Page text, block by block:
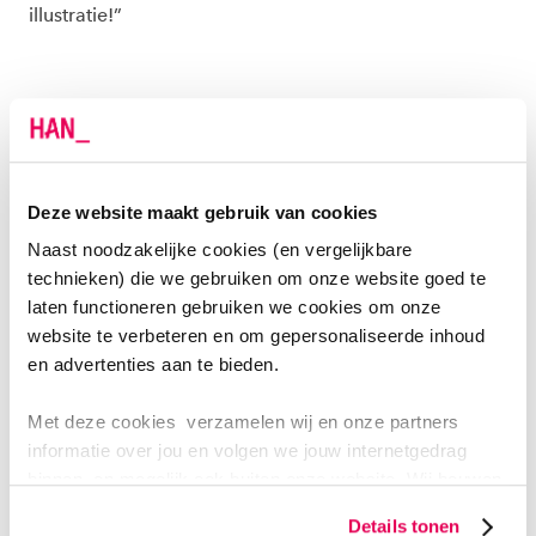
Deze website maakt gebruik van cookies
Naast noodzakelijke cookies (en vergelijkbare
technieken) die we gebruiken om onze website goed te
laten functioneren gebruiken we cookies om onze
website te verbeteren en om gepersonaliseerde inhoud
en advertenties aan te bieden.
Met deze cookies verzamelen wij en onze partners
informatie over jou en volgen we jouw internetgedrag
Details tonen
illustratie!”
nog nét iets verder de diepte in”
Adviseur en trainer bij het
onderzoeksteam Kwaliteiten van
Leraren van de HAN
DOE MEE MET DE PILOT
Het prototype wordt verder ontwikkeldvia pilots, waar
nog deelnemers voor worden gezocht. Marion: “We